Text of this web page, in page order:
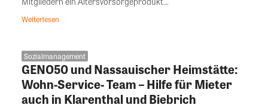
Weiterlesen
Sozialmanagement
GENO50 und Nassauischer Heimstätte:
Wohn-Service- Team – Hilfe für Mieter
auch in Klarenthal und Biebrich